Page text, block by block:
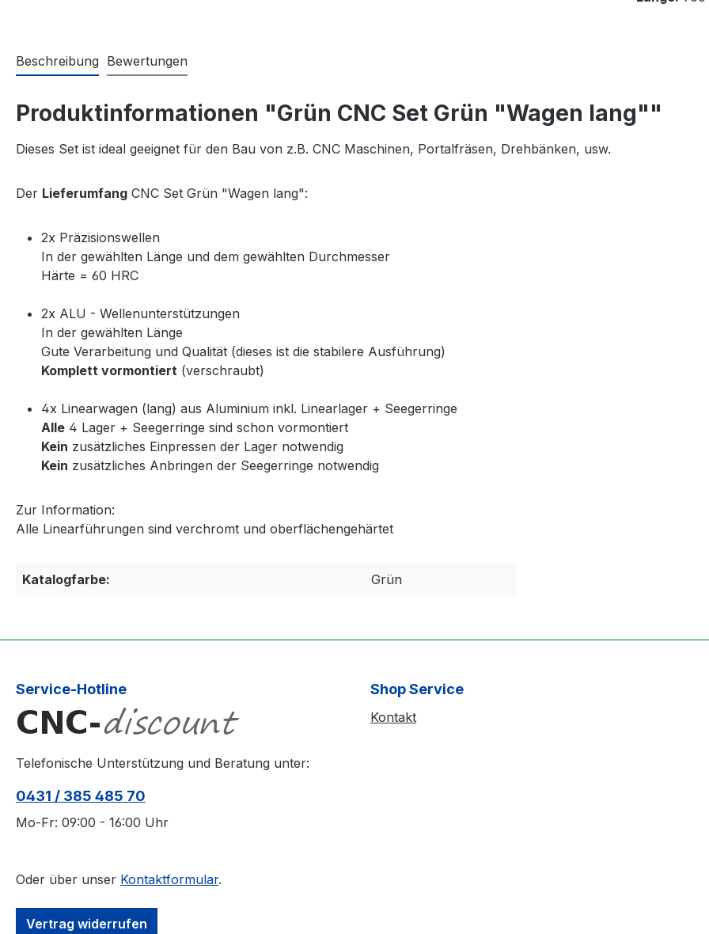
Beschreibung Bewertungen
Produktinformationen "Grün CNC Set Grün "Wagen lang""
Dieses Set ist ideal geeignet für den Bau von z.B. CNC Maschinen, Portalfräsen, Drehbänken, usw.
Der Lieferumfang CNC Set Grün "Wagen lang":
2x Präzisionswellen
In der gewählten Länge und dem gewählten Durchmesser
Härte = 60 HRC
2x ALU - Wellenunterstützungen
In der gewählten Länge
Gute Verarbeitung und Qualität (dieses ist die stabilere Ausführung)
Komplett vormontiert (verschraubt)
4x Linearwagen (lang) aus Aluminium inkl. Linearlager + Seegerringe
Alle 4 Lager + Seegerringe sind schon vormontiert
Kein zusätzliches Einpressen der Lager notwendig
Kein zusätzliches Anbringen der Seegerringe notwendig
Zur Information:
Alle Linearführungen sind verchromt und oberflächengehärtet
Katalogfarbe: Grün
Service-Hotline
Telefonische Unterstützung und Beratung unter:
0431 / 385 485 70
Mo-Fr: 09:00 - 16:00 Uhr
Oder über unser Kontaktformular.
Vertrag widerrufen
Shop Service
Kontakt